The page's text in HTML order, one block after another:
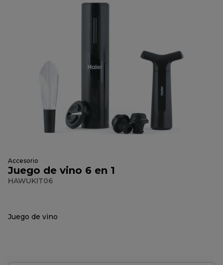
Accesorio
Juego de vino 6 en 1
HAWUKIT06
Juego de vino